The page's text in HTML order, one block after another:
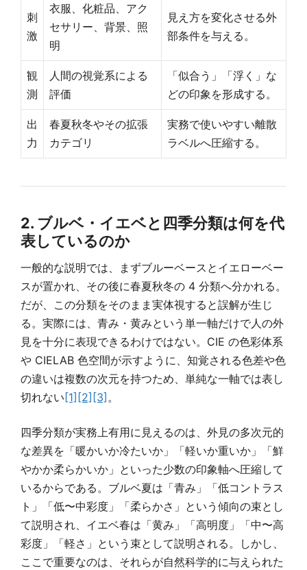
刺
激
衣服、化粧品、アク
セサリー、背景、照
明
見え方を変化させる外
部条件を与える。
観
測
人間の視覚系による
評価
「似合う」「浮く」な
どの印象を形成する。
出
力
春夏秋冬やその拡張
カテゴリ
実務で使いやすい離散
ラベルへ圧縮する。
2. ブルベ・イエベと四季分類は何を代
表しているのか
一般的な説明では、まずブルーベースとイエローベー
スが置かれ、その後に春夏秋冬の 4 分類へ分かれる。
だが、この分類をそのまま実体視すると誤解が生じ
る。実際には、青み・黄みという単一軸だけで人の外
見を十分に表現できるわけではない。CIE の色彩体系
や CIELAB 色空間が示すように、知覚される色差や色
の違いは複数の次元を持つため、単純な一軸では表し
切れない[1][2][3] 。
四季分類が実務上有用に見えるのは、外見の多次元的
な差異を「暖かいか冷たいか」「軽いか重いか」「鮮
やかか柔らかいか」といった少数の印象軸へ圧縮して
いるからである。ブルベ夏は「青み」「低コントラス
ト」「低〜中彩度」「柔らかさ」という傾向の束とし
て説明され、イエベ春は「黄み」「高明度」「中〜高
彩度」「軽さ」という束として説明される。しかし、
ここで重要なのは、それらが自然科学的に与えられた